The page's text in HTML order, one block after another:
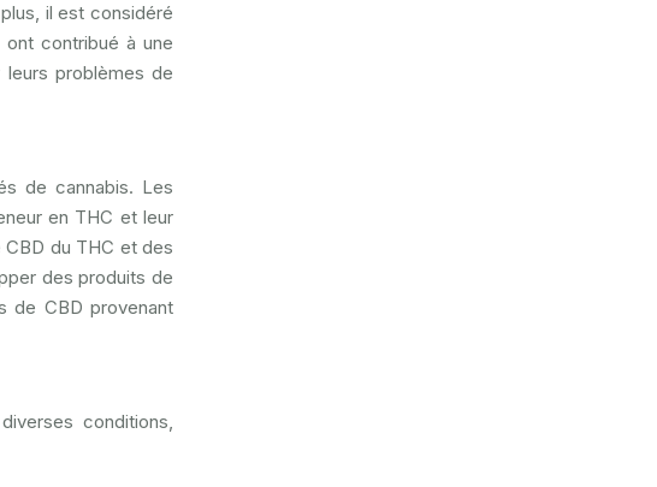
il est considéré
contribué à une
problèmes de
de cannabis. Les
en THC et leur
du THC et des
des produits de
de CBD provenant
conditions,